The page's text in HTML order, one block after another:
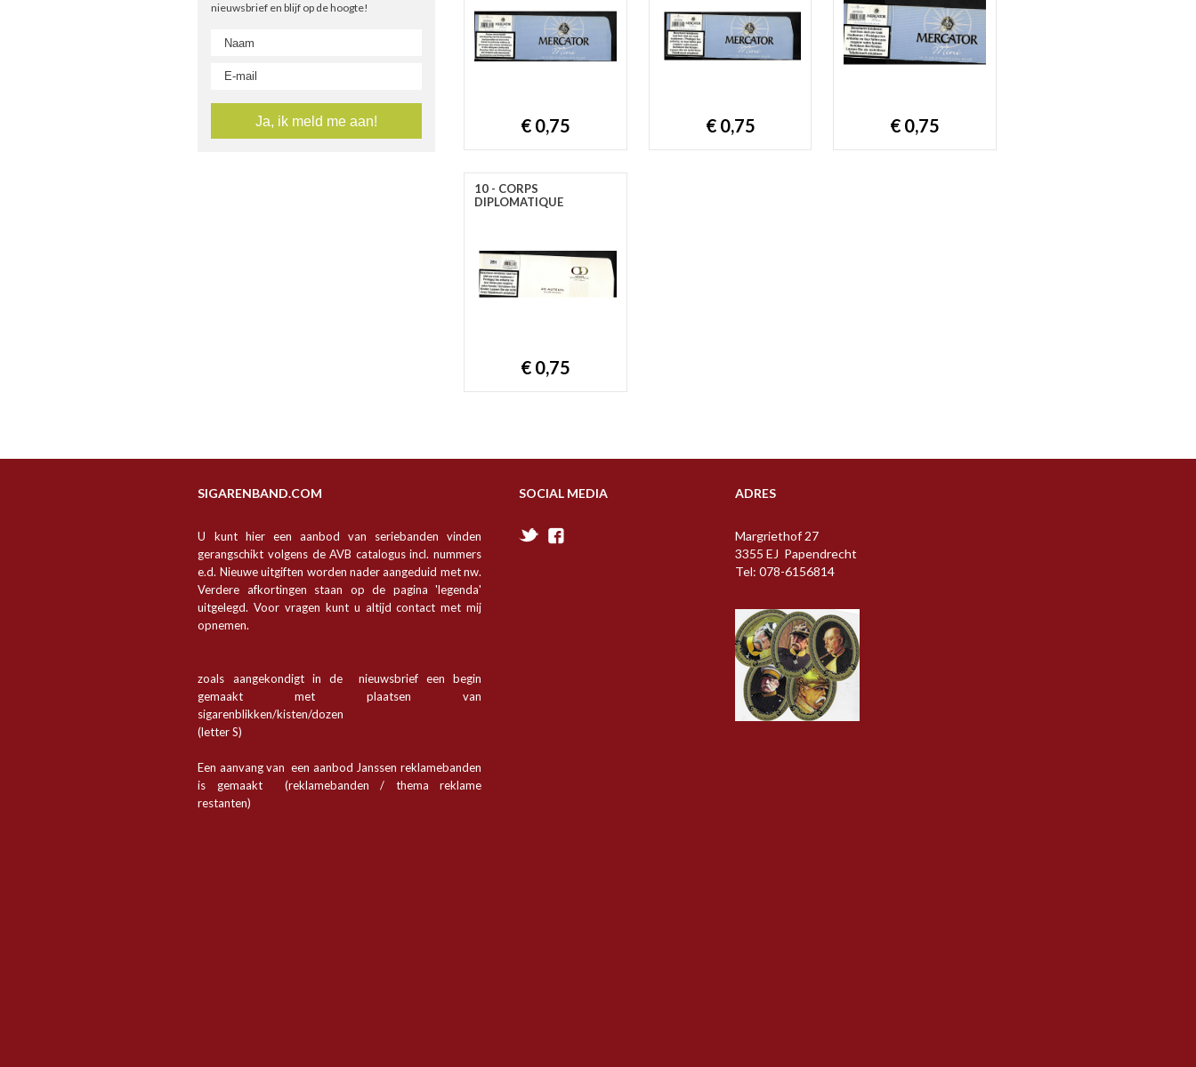
nieuwsbrief en blijf op de hoogte!
€ 0,75 € 0,75 € 0,75
10 - CORPS
DIPLOMATIQUE
€ 0,75
SOCIAL MEDIA ADRES
Margriethof 27
3355 EJ Papendrecht
Tel: 078-6156814
SIGARENBAND.COM
U kunt hier een aanbod van seriebanden vinden
gerangschikt volgens de AVB catalogus incl. nummers
e.d. Nieuwe uitgiften worden nader aangeduid met nw.
Verdere afkortingen staan op de pagina 'legenda'
uitgelegd. Voor vragen kunt u altijd contact met mij
opnemen.
zoals aangekondigt in de nieuwsbrief een begin
gemaakt met plaatsen van
sigarenblikken/kisten/dozen
(letter S)
Een aanvang van een aanbod Janssen reklamebanden
is gemaakt (reklamebanden / thema reklame
restanten)